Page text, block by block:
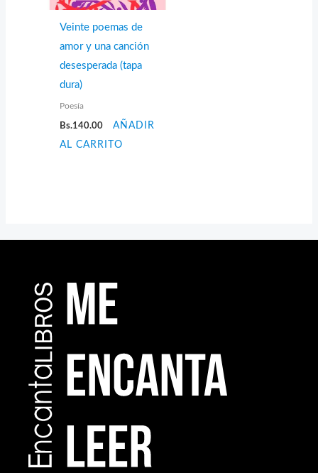
Veinte poemas de
amor y una canción
desesperada (tapa
dura)
Poesía
Bs.140.00
AÑADIR
AL CARRITO